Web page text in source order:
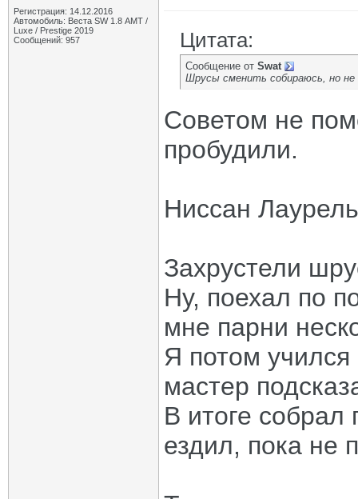
Регистрация: 14.12.2016
Автомобиль: Веста SW 1.8 АМТ /
Luxe / Prestige 2019
Сообщений: 957
Цитата:
Сообщение от Swat
Шрусы сменить собираюсь, но
Советом не
пробудили.
Ниссан
Захрустели
Ну, поехал по
мне парни
Я потом
мастер
В итоге собрал
ездил, пока не